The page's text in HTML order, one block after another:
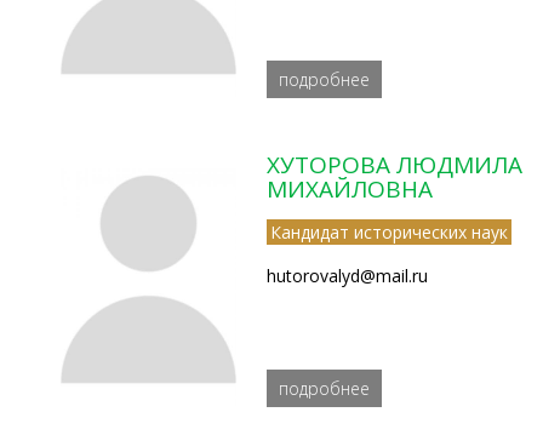
подробнее
ХУТОРОВА ЛЮДМИЛА
МИХАЙЛОВНА
Кандидат исторических наук
hutorovalyd@mail.ru
подробнее